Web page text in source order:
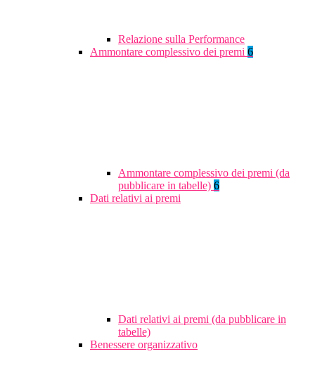
Relazione sulla Performance
Ammontare complessivo dei premi 6
Ammontare complessivo dei premi (da
pubblicare in tabelle) 6
Dati relativi ai premi
Dati relativi ai premi (da pubblicare in
tabelle)
Benessere organizzativo